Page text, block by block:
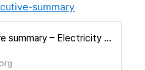
summary
Executive summary – Electricity Mid-Year Update 2025 – Analysis - IEA